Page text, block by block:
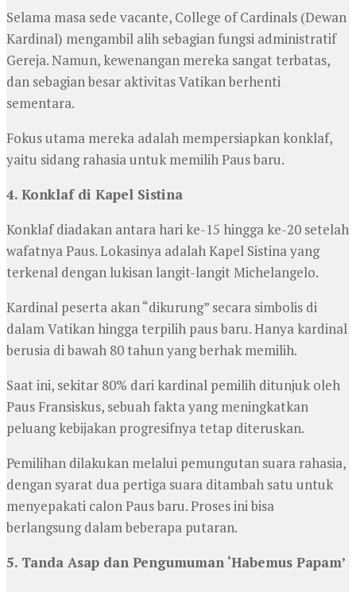
Selama masa sede vacante, College of Cardinals (Dewan
Kardinal) mengambil alih sebagian fungsi administratif
Gereja. Namun, kewenangan mereka sangat terbatas,
dan sebagian besar aktivitas Vatikan berhenti
sementara.
Fokus utama mereka adalah mempersiapkan konklaf,
yaitu sidang rahasia untuk memilih Paus baru.
4. Konklaf di Kapel Sistina
Konklaf diadakan antara hari ke-15 hingga ke-20 setelah
wafatnya Paus. Lokasinya adalah Kapel Sistina yang
terkenal dengan lukisan langit-langit Michelangelo.
Kardinal peserta akan “dikurung” secara simbolis di
dalam Vatikan hingga terpilih paus baru. Hanya kardinal
berusia di bawah 80 tahun yang berhak memilih.
Saat ini, sekitar 80% dari kardinal pemilih ditunjuk oleh
Paus Fransiskus, sebuah fakta yang meningkatkan
peluang kebijakan progresifnya tetap diteruskan.
Pemilihan dilakukan melalui pemungutan suara rahasia,
dengan syarat dua pertiga suara ditambah satu untuk
menyepakati calon Paus baru. Proses ini bisa
berlangsung dalam beberapa putaran.
5. Tanda Asap dan Pengumuman ‘Habemus Papam’